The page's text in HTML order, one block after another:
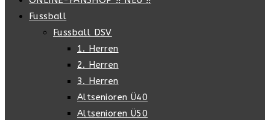
Fussball
Fussball DSV
1. Herren
2. Herren
3. Herren
Altsenioren Ü40
Altsenioren Ü50